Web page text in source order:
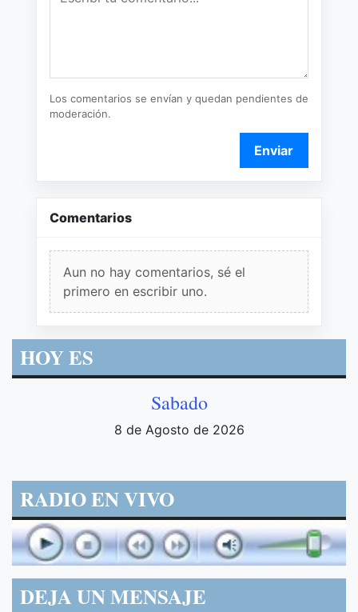
Los comentarios se envían y quedan pendientes de
moderación.
Enviar
Comentarios
Aun no hay comentarios, sé el
primero en escribir uno.
HOY ES
Sabado
8 de Agosto de 2026
RADIO EN VIVO
DEJA UN MENSAJE